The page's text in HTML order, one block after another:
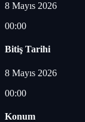
8 Mayıs 2026
00:00
Bitiş Tarihi
8 Mayıs 2026
00:00
Konum